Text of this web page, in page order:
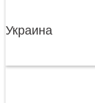
Украина